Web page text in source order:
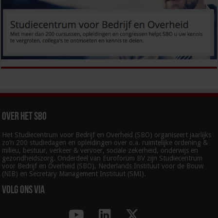
Over het SBO
Het Studiecentrum voor Bedrijf en Overheid (SBO) organiseert jaarlijks
zo’n 200 studiedagen en opleidingen over o.a. ruimtelijke ordening &
milieu, bestuur, verkeer & vervoer, sociale zekerheid, onderwijs en
gezondheidszorg. Onderdeel van Euroforum BV zijn Studiecentrum
voor Bedrijf en Overheid (SBO), Nederlands Instituut voor de Bouw
(NIB) en Secretary Management Instituut (SMI).
Volg ons via